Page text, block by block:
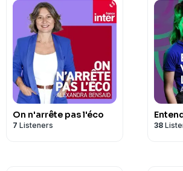
On n'arrête pas l'éco
7 Listeners 38